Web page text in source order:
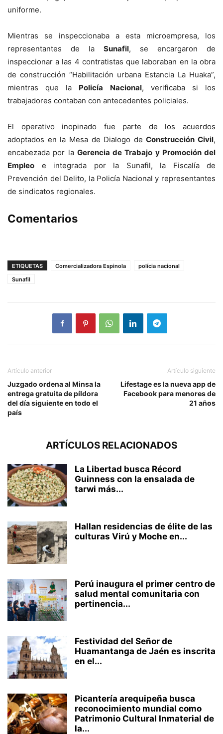
uniforme.
Mientras se inspeccionaba a esta microempresa, los
representantes de la Sunafil, se encargaron de
inspeccionar a las 4 contratistas que laboraban en la obra
de construcción “Habilitación urbana Estancia La Huaka”,
mientras que la Policía Nacional, verificaba si los
trabajadores contaban con antecedentes policiales.
El operativo inopinado fue parte de los acuerdos
adoptados en la Mesa de Dialogo deConstrucción Civil,
encabezada por la Gerencia de Trabajo y Promoción del
Empleo e integrada por la Sunafil, la Fiscalía de
Prevención del Delito, la Policía Nacional y representantes
de sindicatos regionales.
Comentarios
ETIQUETAS Comercializadora Espinola
polícia nacional
Sunafil
Artículo anterior
Juzgado ordena al Minsa la
entrega gratuita de píldora
del día siguiente en todo el
país
Artículo siguiente
Lifestage es la nueva app de
Facebook para menores de
21 años
ARTÍCULOS RELACIONADOS
La Libertad busca Récord
Guinness con la ensalada de
tarwi más...
Hallan residencias de élite de las
culturas Virú y Moche en...
Perú inaugura el primer centro de
salud mental comunitaria con
pertinencia...
Festividad del Señor de
Huamantanga de Jaén es inscrita
en el...
Picantería arequipeña busca
reconocimiento mundial como
Patrimonio Cultural Inmaterial de
la...